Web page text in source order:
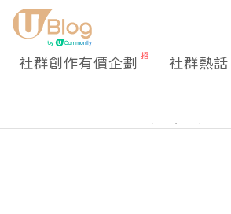
社群創作有價企劃 社群熱話